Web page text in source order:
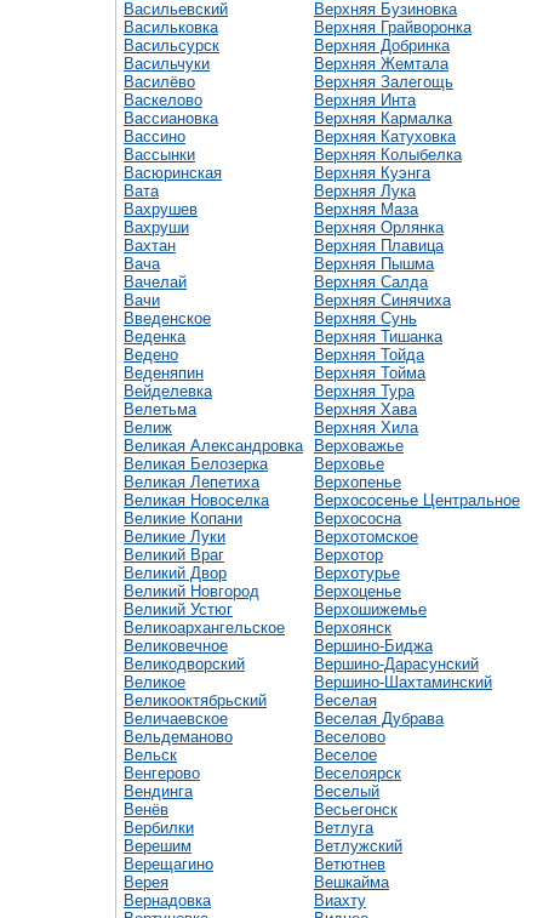
Васильевский
Васильковка
Васильсурск
Васильчуки
Василёво
Васкелово
Вассиановка
Вассино
Вассынки
Васюринская
Вата
Вахрушев
Вахруши
Вахтан
Вача
Вачелай
Вачи
Введенское
Веденка
Ведено
Веденяпин
Вейделевка
Велетьма
Велиж
Великая Александровка
Великая Белозерка
Великая Лепетиха
Великая Новоселка
Великие Копани
Великие Луки
Великий Враг
Великий Двор
Великий Новгород
Великий Устюг
Великоархангельское
Великовечное
Великодворский
Великое
Великооктябрьский
Величаевское
Вельдеманово
Вельск
Венгерово
Вендинга
Венёв
Вербилки
Верешим
Верещагино
Верея
Вернадовка
Верхняя Бузиновка
Верхняя Грайворонка
Верхняя Добринка
Верхняя Жемтала
Верхняя Залегощь
Верхняя Инта
Верхняя Кармалка
Верхняя Катуховка
Верхняя Колыбелка
Верхняя Куэнга
Верхняя Лука
Верхняя Маза
Верхняя Орлянка
Верхняя Плавица
Верхняя Пышма
Верхняя Салда
Верхняя Синячиха
Верхняя Сунь
Верхняя Тишанка
Верхняя Тойда
Верхняя Тойма
Верхняя Тура
Верхняя Хава
Верхняя Хила
Верховажье
Верховье
Верхопенье
Верхососенье Центральное
Верхососна
Верхотомское
Верхотор
Верхотурье
Верхоценье
Верхошижемье
Верхоянск
Вершино-Биджа
Вершино-Дарасунский
Вершино-Шахтаминский
Веселая
Веселая Дубрава
Веселово
Веселое
Веселоярск
Веселый
Весьегонск
Ветлуга
Ветлужский
Ветютнев
Вешкайма
Виахту